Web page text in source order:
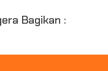
Bagikan :